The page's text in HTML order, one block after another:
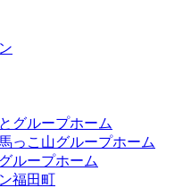
グループホーム
っこ山グループホーム
ループホーム
福田町